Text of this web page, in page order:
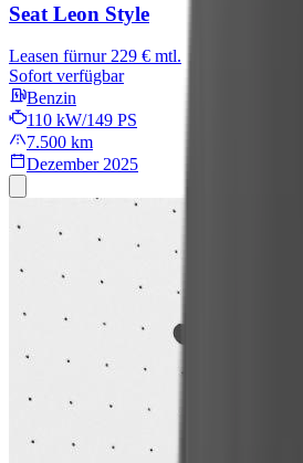
Seat Leon Style
Leasen fürnur 229 € mtl.
Sofort verfügbar
Benzin
110 kW/149 PS
7.500 km
Dezember 2025